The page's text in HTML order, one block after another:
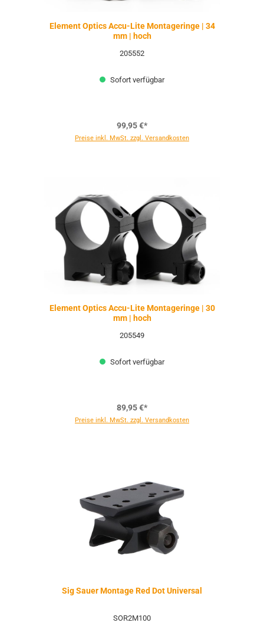
Element Optics Accu-Lite Montageringe | 34
mm | hoch
205552
Sofort verfügbar
99,95 €*
Preise inkl. MwSt. zzgl. Versandkosten
Element Optics Accu-Lite Montageringe | 30
mm | hoch
205549
Sofort verfügbar
89,95 €*
Preise inkl. MwSt. zzgl. Versandkosten
Sig Sauer Montage Red Dot Universal
SOR2M100